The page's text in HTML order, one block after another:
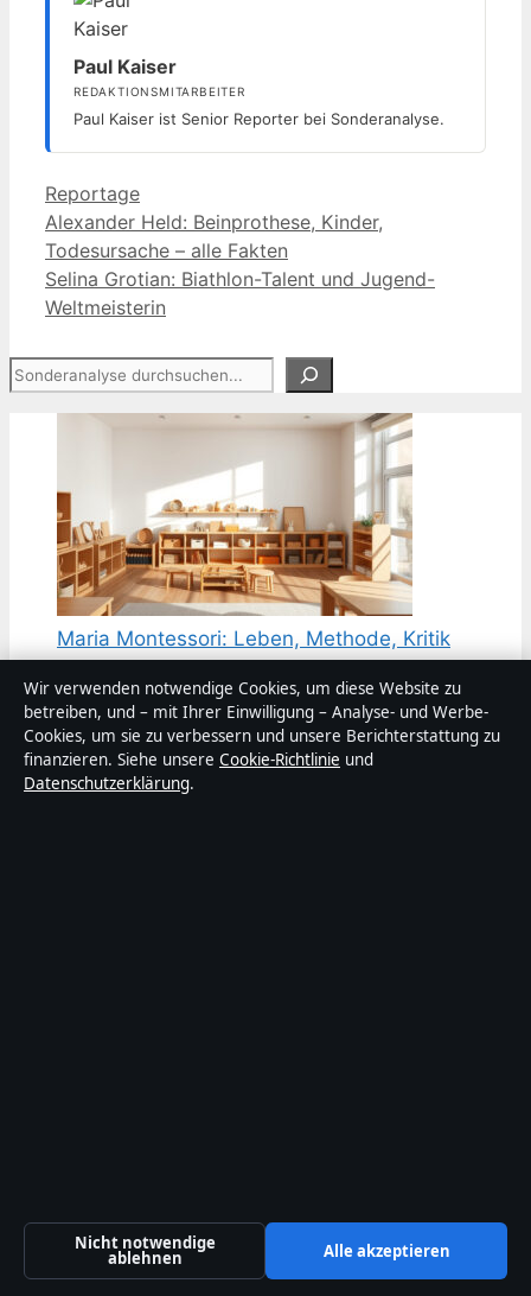
Paul Kaiser
REDAKTIONSMITARBEITER
Paul Kaiser ist Senior Reporter bei Sonderanalyse.
Kategorien
Reportage
Alexander Held: Beinprothese, Kinder,
Todesursache – alle Fakten
Selina Grotian: Biathlon-Talent und Jugend-
Weltmeisterin
Suchen
Maria Montessori: Leben, Methode, Kritik
August 8, 2026
Armin Laschet: Aktuelles Amt, Werdegang &
Vermögen
macht
August 1, 2026
Wir verwenden notwendige Cookies, um diese Website zu
betreiben, und – mit Ihrer Einwilligung – Analyse- und Werbe-
Cookies, um sie zu verbessern und unsere Berichterstattung zu
finanzieren. Siehe unsere Cookie-Richtlinie und
Datenschutzerklärung.
Nicht notwendige
ablehnen Alle akzeptieren